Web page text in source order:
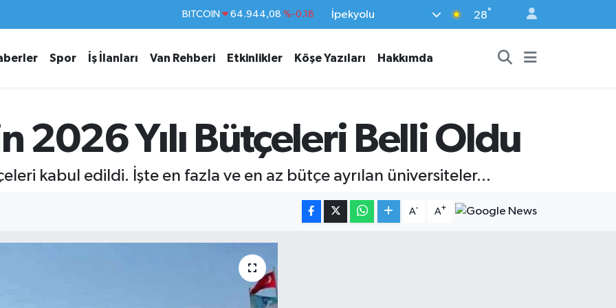
DOLAR 47,7436 %0.18
STERLİN 64,4811 %0.38
BITCOIN 64.944,08 %-0.18
İpekyolu 28°
Spor İş İlanları Van Rehberi Etkinlikler Köşe Yazıları Hakkımda
2026 Yılı Bütçeleri Belli Oldu
kabul edildi. İşte en fazla ve en az bütçe ayrılan üniversiteler...
A- A+